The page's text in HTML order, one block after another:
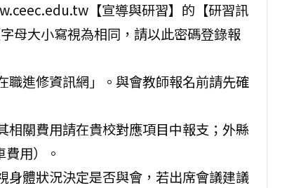
【宣導與研習】的【研習訊
母大小寫視為相同，請以此密碼登錄報
職進修資訊網」。與會教師報名前請先確
相關費用請在貴校對應項目中報支；外縣
用）。
身體狀況決定是否與會，若出席會議建議